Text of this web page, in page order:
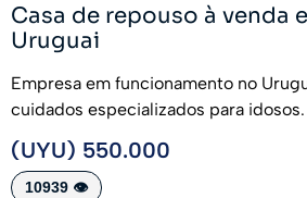
Casa de repouso à venda
Uruguai
Empresa em funcionamento no
cuidados especializados para idosos.
(UYU) 550.000
10939 👁️